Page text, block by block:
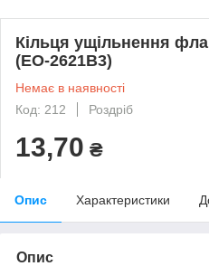
Кільця ущільнення
(ЕО-2621В3)
Немає в наявності
Код: 212
Роздріб
13,70 ₴
Опис Характеристики
Опис